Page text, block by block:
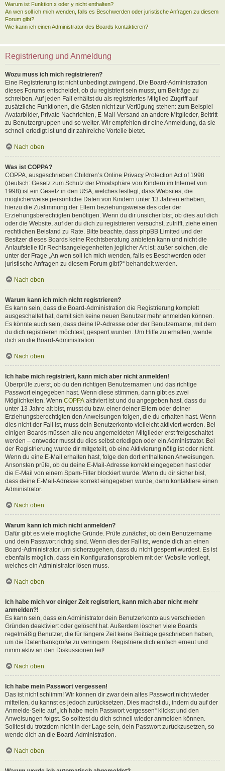
Warum ist Funktion x oder y nicht enthalten?
An wen soll ich mich wenden, falls es Beschwerden oder juristische Anfragen zu diesem
Forum gibt?
Wie kann ich einen Administrator des Boards kontaktieren?
Registrierung und Anmeldung
Wozu muss ich mich registrieren?
Eine Registrierung ist nicht unbedingt zwingend. Die Board-Administration
dieses Forums entscheidet, ob du registriert sein musst, um Beiträge zu
schreiben. Auf jeden Fall erhältst du als registriertes Mitglied Zugriff auf
zusätzliche Funktionen, die Gästen nicht zur Verfügung stehen: zum Beispiel
Avatarbilder, Private Nachrichten, E-Mail-Versand an andere Mitglieder, Beitritt
zu Benutzergruppen und so weiter. Wir empfehlen dir eine Anmeldung, da sie
schnell erledigt ist und dir zahlreiche Vorteile bietet.
Nach oben
Was ist COPPA?
COPPA, ausgeschrieben Children’s Online Privacy Protection Act of 1998
(deutsch: Gesetz zum Schutz der Privatsphäre von Kindern im Internet von
1998) ist ein Gesetz in den USA, welches festlegt, dass Websites, die
möglicherweise persönliche Daten von Kindern unter 13 Jahren erheben,
hierzu die Zustimmung der Eltern beziehungsweise des oder der
Erziehungsberechtigten benötigen. Wenn du dir unsicher bist, ob dies auf dich
oder die Website, auf der du dich zu registrieren versuchst, zutrifft, ziehe einen
rechtlichen Beistand zu Rate. Bitte beachte, dass phpBB Limited und der
Besitzer dieses Boards keine Rechtsberatung anbieten kann und nicht die
Anlaufstelle für Rechtsangelegenheiten jeglicher Art ist; außer solchen, die
unter der Frage „An wen soll ich mich wenden, falls es Beschwerden oder
juristische Anfragen zu diesem Forum gibt?“ behandelt werden.
Nach oben
Warum kann ich mich nicht registrieren?
Es kann sein, dass die Board-Administration die Registrierung komplett
ausgeschaltet hat, damit sich keine neuen Benutzer mehr anmelden können.
Es könnte auch sein, dass deine IP-Adresse oder der Benutzername, mit dem
du dich registrieren möchtest, gesperrt wurden. Um Hilfe zu erhalten, wende
dich an die Board-Administration.
Nach oben
Ich habe mich registriert, kann mich aber nicht anmelden!
Überprüfe zuerst, ob du den richtigen Benutzernamen und das richtige
Passwort eingegeben hast. Wenn diese stimmen, dann gibt es zwei
Möglichkeiten. Wenn COPPA aktiviert ist und du angegeben hast, dass du
unter 13 Jahre alt bist, musst du bzw. einer deiner Eltern oder deiner
Erziehungsberechtigten den Anweisungen folgen, die du erhalten hast. Wenn
dies nicht der Fall ist, muss dein Benutzerkonto vielleicht aktiviert werden. Bei
einigen Boards müssen alle neu angemeldeten Mitglieder erst freigeschaltet
werden – entweder musst du dies selbst erledigen oder ein Administrator. Bei
der Registrierung wurde dir mitgeteilt, ob eine Aktivierung nötig ist oder nicht.
Wenn du eine E-Mail erhalten hast, folge den dort enthaltenen Anweisungen.
Ansonsten prüfe, ob du deine E-Mail-Adresse korrekt eingegeben hast oder
die E-Mail von einem Spam-Filter blockiert wurde. Wenn du dir sicher bist,
dass deine E-Mail-Adresse korrekt eingegeben wurde, dann kontaktiere einen
Administrator.
Nach oben
Warum kann ich mich nicht anmelden?
Dafür gibt es viele mögliche Gründe. Prüfe zunächst, ob dein Benutzername
und dein Passwort richtig sind. Wenn dies der Fall ist, wende dich an einen
Board-Administrator, um sicherzugehen, dass du nicht gesperrt wurdest. Es ist
ebenfalls möglich, dass ein Konfigurationsproblem mit der Website vorliegt,
welches ein Administrator lösen muss.
Nach oben
Ich habe mich vor einiger Zeit registriert, kann mich aber nicht mehr
anmelden?!
Es kann sein, dass ein Administrator dein Benutzerkonto aus verschieden
Gründen deaktiviert oder gelöscht hat. Außerdem löschen viele Boards
regelmäßig Benutzer, die für längere Zeit keine Beiträge geschrieben haben,
um die Datenbankgröße zu verringern. Registriere dich einfach erneut und
nimm aktiv an den Diskussionen teil!
Nach oben
Ich habe mein Passwort vergessen!
Das ist nicht schlimm! Wir können dir zwar dein altes Passwort nicht wieder
mitteilen, du kannst es jedoch zurücksetzen. Dies machst du, indem du auf der
Anmelde-Seite auf „Ich habe mein Passwort vergessen“ klickst und den
Anweisungen folgst. So solltest du dich schnell wieder anmelden können.
Solltest du trotzdem nicht in der Lage sein, dein Passwort zurückzusetzen, so
wende dich an die Board-Administration.
Nach oben